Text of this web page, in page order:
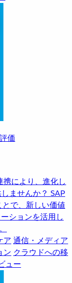
価
携により、進化し
ませんか？ SAP
で、新しい価値
ションを活用し
ア 通信・メディア
ン クラウドへの移
ュー